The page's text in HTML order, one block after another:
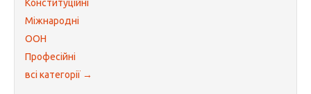
Конституційні
Міжнародні
ООН
Професійні
всі категорії →